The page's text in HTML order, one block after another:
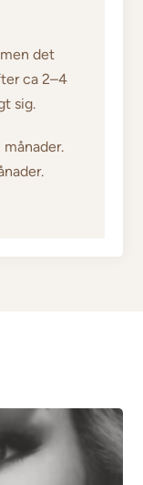
det
ca 2–4
sig.